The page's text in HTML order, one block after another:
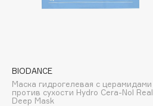
Clarette
Clive Christian
Club De Nuit
BIODANCE
Маска гидрогелевая с церамидами
против сухости Hydro Cera-Nol Real
Deep Mask